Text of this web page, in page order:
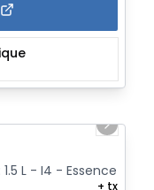
Next
L - I4 - Essence
+ tx